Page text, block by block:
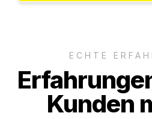
ECHTE
Kunden